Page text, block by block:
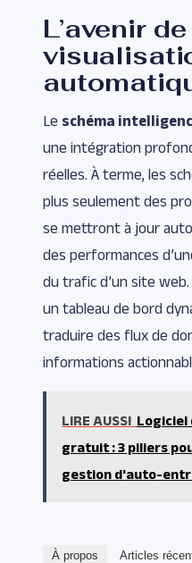
L’avenir
Le schéma
une intégration
réelles. À terme, les
plus seulement des
se mettront à jour
des performances
du trafic d’un site
un tableau de bord
traduire des flux de
informations
LIRE AUSSI Logiciel
gratuit : 3 piliers
gestion d'auto-
À propos Articles